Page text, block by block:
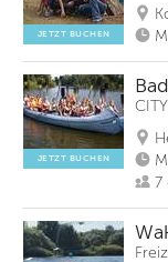
JETZT BUCHEN
JETZT BUCHEN
7